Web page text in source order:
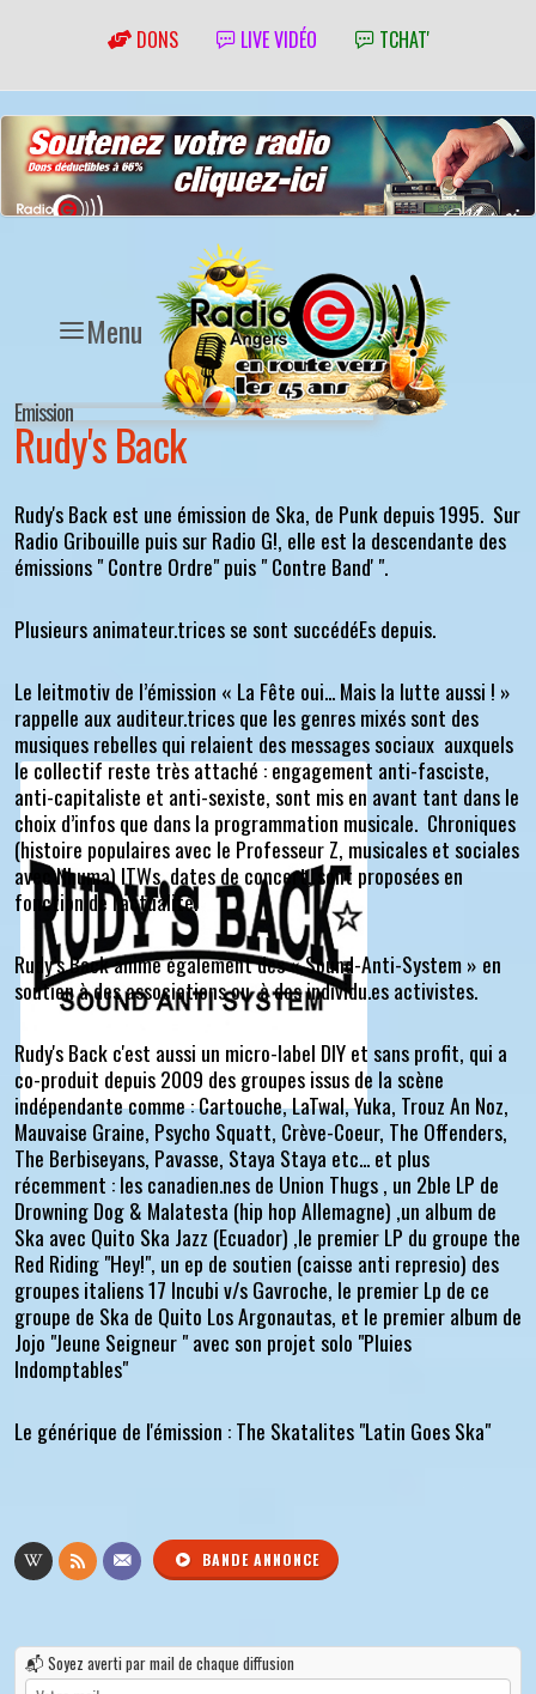
DONS LIVE VIDÉO TCHAT'
Menu
Emission
Rudy's Back
Rudy's Back est une émission de Ska, de Punk depuis 1995. Sur
Radio Gribouille puis sur Radio G!, elle est la descendante des
émissions " Contre Ordre" puis " Contre Band' ".
Plusieurs animateur.trices se sont succédéEs depuis.
Le leitmotiv de l’émission « La Fête oui... Mais la lutte aussi ! »
rappelle aux auditeur.trices que les genres mixés sont des
musiques rebelles qui relaient des messages sociaux auxquels
le collectif reste très attaché : engagement anti-fasciste,
anti-capitaliste et anti-sexiste, sont mis en avant tant dans le
choix d’infos que dans la programmation musicale. Chroniques
(histoire populaires avec le Professeur Z, musicales et sociales
avec Nhuma) ITWs, dates de concert, sont proposées en
fonction de l'actualité.
Rudy’s Back anime également des « Sound-Anti-System » en
soutien à des associations ou à des individu.es activistes.
Rudy's Back c'est aussi un micro-label DIY et sans profit, qui a
co-produit depuis 2009 des groupes issus de la scène
indépendante comme : Cartouche, LaTwal, Yuka, Trouz An Noz,
Mauvaise Graine, Psycho Squatt, Crève-Coeur, The Offenders,
The Berbiseyans, Pavasse, Staya Staya etc... et plus
récemment : les canadien.nes de Union Thugs , un 2ble LP de
Drowning Dog & Malatesta (hip hop Allemagne) ,un album de
Ska avec Quito Ska Jazz (Ecuador) ,le premier LP du groupe the
Red Riding "Hey!", un ep de soutien (caisse anti represio) des
groupes italiens 17 Incubi v/s Gavroche, le premier Lp de ce
groupe de Ska de Quito Los Argonautas, et le premier album de
Jojo "Jeune Seigneur " avec son projet solo "Pluies
Indomptables"
Le générique de l'émission : The Skatalites "Latin Goes Ska"
BANDE ANNONCE
📬 Soyez averti par mail de chaque diffusion